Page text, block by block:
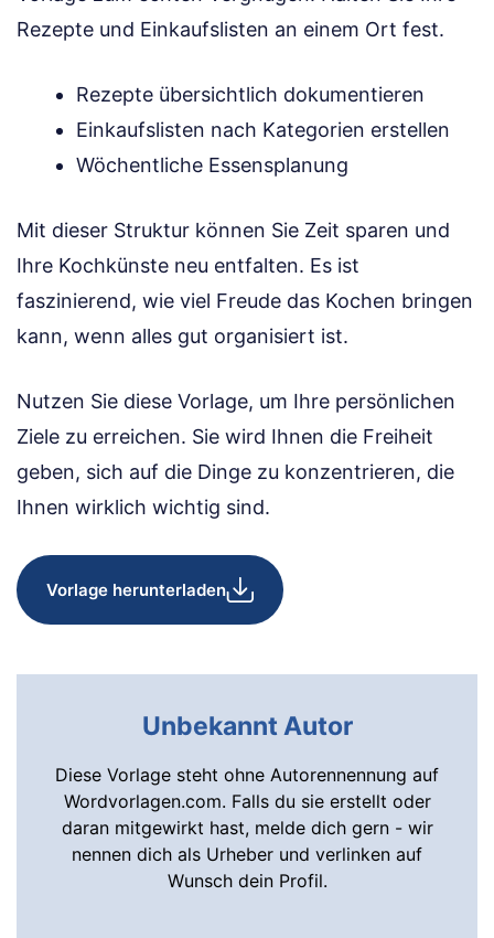
Rezepte und Einkaufslisten an einem Ort fest.
Rezepte übersichtlich dokumentieren
Einkaufslisten nach Kategorien erstellen
Wöchentliche Essensplanung
Mit dieser Struktur können Sie Zeit sparen und
Ihre Kochkünste neu entfalten. Es ist
faszinierend, wie viel Freude das Kochen bringen
kann, wenn alles gut organisiert ist.
Nutzen Sie diese Vorlage, um Ihre persönlichen
Ziele zu erreichen. Sie wird Ihnen die Freiheit
geben, sich auf die Dinge zu konzentrieren, die
Ihnen wirklich wichtig sind.
Vorlage herunterladen
Unbekannt Autor
Diese Vorlage steht ohne Autorennennung auf
Wordvorlagen.com. Falls du sie erstellt oder
daran mitgewirkt hast, melde dich gern - wir
nennen dich als Urheber und verlinken auf
Wunsch dein Profil.